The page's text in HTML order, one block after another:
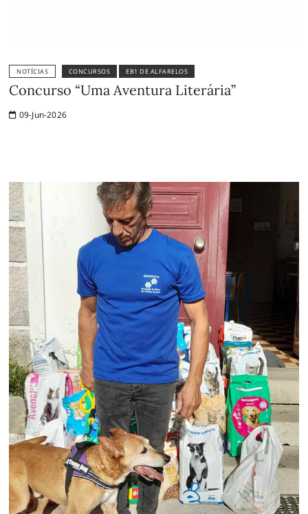
NOTÍCIAS CONCURSOS EB1 DE ALFARELOS
Concurso “Uma Aventura Literária”
09-Jun-2026